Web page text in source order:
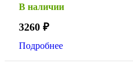
В наличии
3260 ₽
Подробнее